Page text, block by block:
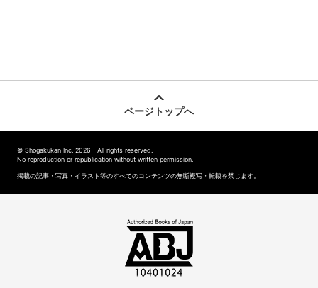
ページトップへ
© Shogakukan Inc. 2026 All rights reserved.
No reproduction or republication without written permission.
掲載の記事・写真・イラスト等のすべてのコンテンツの無断複写・転載を禁じます。